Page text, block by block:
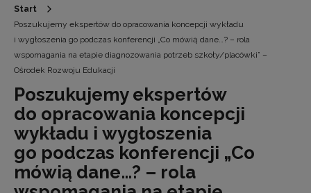
Start
Poszukujemy ekspertów do opracowania koncepcji wykładu
i wygłoszenia go podczas konferencji „Co mówią dane…? – rola
wspomagania na etapie diagnozowania potrzeb szkoły/placówki” –
Ośrodek Rozwoju Edukacji
Poszukujemy ekspertów
do opracowania koncepcji
wykładu i wygłoszenia
go podczas konferencji „Co
mówią dane…? – rola